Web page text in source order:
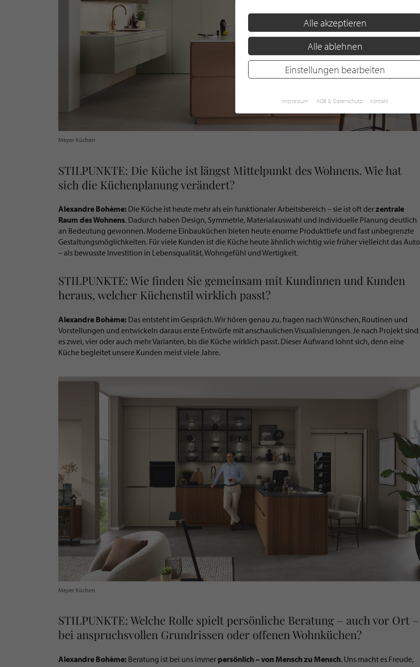
Meyer Küchen
STILPUNKTE: Die Küche ist längst Mittelpunkt des Wohnens. Wie hat
sich die Küchenplanung verändert?
Alexandre Bohème: Die Küche ist heute mehr als ein funktionaler Arbeitsbereich – sie ist oft derzentrale
Raum des Wohnens. Dadurch haben Design, Symmetrie, Materialauswahl und individuelle Planung deutlich
an Bedeutung gewonnen. Moderne Einbauküchen bieten heute enorme Produkttiefe und fast unbegrenzte
Gestaltungsmöglichkeiten. Für viele Kunden ist die Küche heute ähnlich wichtig wie früher vielleicht das Auto
– als bewusste Investition in Lebensqualität, Wohngefühl und Wertigkeit.
STILPUNKTE: Wie finden Sie gemeinsam mit Kundinnen und Kunden
heraus, welcher Küchenstil wirklich passt?
Alexandre Bohème: Das entsteht im Gespräch. Wir hören genau zu, fragen nach Wünschen, Routinen und
Vorstellungen und entwickeln daraus erste Entwürfe mit anschaulichen Visualisierungen. Je nach Projekt sind
es zwei, vier oder auch mehr Varianten, bis die Küche wirklich passt. Dieser Aufwand lohnt sich, denn eine
Küche begleitet unsere Kunden meist viele Jahre.
Meyer Küchen
STILPUNKTE: Welche Rolle spielt persönliche Beratung – auch vor Ort –
bei anspruchsvollen Grundrissen oder offenen Wohnküchen?
Alexandre Bohème: Beratung ist bei uns immer persönlich – von Mensch zu Mensch. Uns macht es Freude,
Alle akzeptieren
Alle ablehnen
Einstellungen bearbeiten
Impressum AGB & Datenschutz Kontakt